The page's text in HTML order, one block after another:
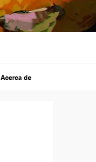
Acerca de